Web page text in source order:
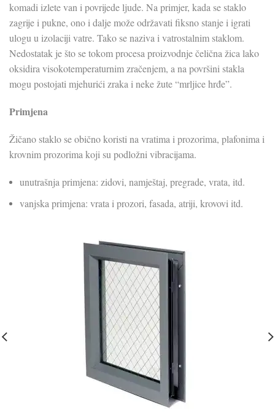
komadi izlete van i povrijede ljude. Na primjer, kada se staklo
zagrije i pukne, ono i dalje može održavati fiksno stanje i igrati
ulogu u izolaciji vatre. Tako se naziva i vatrostalnim staklom.
Nedostatak je što se tokom procesa proizvodnje čelična žica lako
oksidira visokotemperaturnim zračenjem, a na površini stakla
mogu postojati mjehurići zraka i neke žute “mrljice hrđe”.
Primjena
Žičano staklo se obično koristi na vratima i prozorima, plafonima i
krovnim prozorima koji su podložni vibracijama.
unutrašnja primjena: zidovi, namještaj, pregrade, vrata, itd.
vanjska primjena: vrata i prozori, fasada, atriji, krovovi itd.